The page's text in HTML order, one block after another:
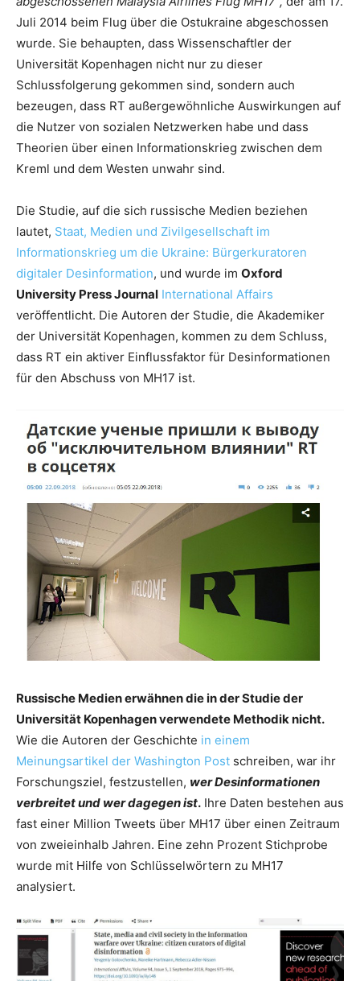
Juli 2014 beim Flug über die Ostukraine abgeschossen
wurde. Sie behaupten, dass Wissenschaftler der
Universität Kopenhagen nicht nur zu dieser
Schlussfolgerung gekommen sind, sondern auch
bezeugen, dass RT außergewöhnliche Auswirkungen auf
die Nutzer von sozialen Netzwerken habe und dass
Theorien über einen Informationskrieg zwischen dem
Kreml und dem Westen unwahr sind.
Die Studie, auf die sich russische Medien beziehen
lautet, Staat, Medien und Zivilgesellschaft im
Informationskrieg um die Ukraine: Bürgerkuratoren
digitaler Desinformation, und wurde im Oxford
University Press Journal International Affairs
veröffentlicht. Die Autoren der Studie, die Akademiker
der Universität Kopenhagen, kommen zu dem Schluss,
dass RT ein aktiver Einflussfaktor für Desinformationen
für den Abschuss von MH17 ist.
Russische Medien erwähnen die in der Studie der
Universität Kopenhagen verwendete Methodik nicht.
Wie die Autoren der Geschichte in einem
Meinungsartikel der Washington Post schreiben, war ihr
Forschungsziel, festzustellen, wer Desinformationen
verbreitet und wer dagegen ist. Ihre Daten bestehen aus
fast einer Million Tweets über MH17 über einen Zeitraum
von zweieinhalb Jahren. Eine zehn Prozent Stichprobe
wurde mit Hilfe von Schlüsselwörtern zu MH17
analysiert.